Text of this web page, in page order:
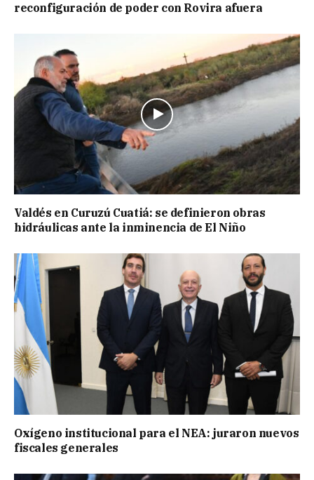
reconfiguración de poder con Rovira afuera
Valdés en Curuzú Cuatiá: se definieron obras
hidráulicas ante la inminencia de El Niño
Oxígeno institucional para el NEA: juraron nuevos
fiscales generales